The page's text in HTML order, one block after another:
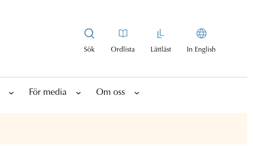
Sök Ordlista Lättläst In English
För media Om oss